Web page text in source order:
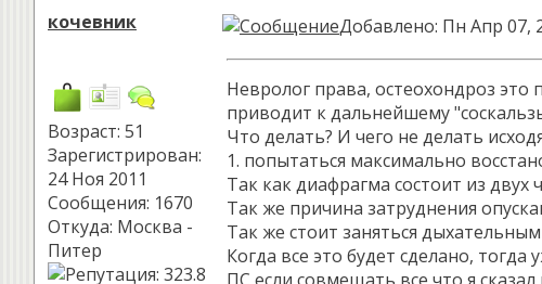
кочевник
Возраст: 51
Зарегистрирован:
24 Ноя 2011
Сообщения: 1670
Откуда: Москва -
Питер
Добавлено: Пн Апр 07,
Невролог права, остеохондроз
приводит к дальнейшему
Что делать? И чего не делать
1. попытаться максимально
Так как диафрагма состоит из
Так же причина затруднения
Так же стоит заняться
Когда все это будет сделано,